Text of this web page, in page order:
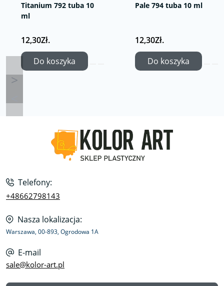
Titanium 792 tuba 10
ml
12,30Zł.
Do koszyka
Pale 794 tuba 10 ml
12,30Zł.
Do koszyka
Telefony:
+48662798143
Nasza lokalizacja:
Warszawa, 00-893, Ogrodowa 1A
E-mail
sale@kolor-art.pl